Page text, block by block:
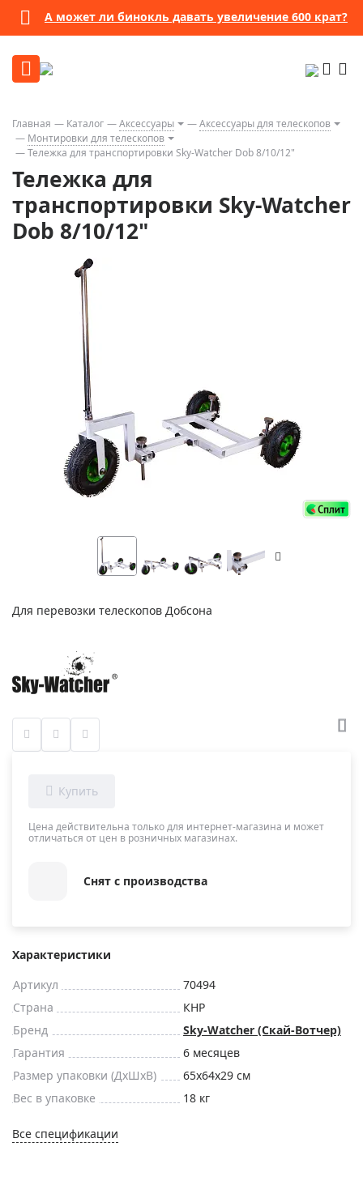
А может ли бинокль давать увеличение 600 крат?
Главная Каталог Аксессуары
Аксессуары для телескопов
Монтировки для телескопов
Тележка для транспортировки Sky-Watcher Dob 8/10/12"
Тележка для
транспортировки Sky-Watcher
Dob 8/10/12"
Для перевозки телескопов Добсона
Цена действительна только для интернет-магазина и может
отличаться от цен в розничных магазинах.
Снят с производства
Характеристики
Артикул
70494
Страна
КНР
Бренд
Sky-Watcher (Скай-Вотчер)
Гарантия
6 месяцев
Размер упаковки (ДxШxВ)
65x64x29 см
Вес в упаковке
18 кг
Все спецификации